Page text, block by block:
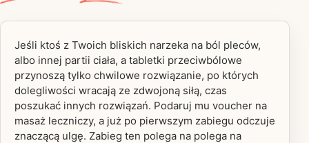
Jeśli ktoś z Twoich bliskich narzeka na ból pleców,
albo innej partii ciała, a tabletki przeciwbólowe
przynoszą tylko chwilowe rozwiązanie, po których
dolegliwości wracają ze zdwojoną siłą, czas
poszukać innych rozwiązań. Podaruj mu voucher na
masaż leczniczy, a już po pierwszym zabiegu odczuje
znaczącą ulgę. Zabieg ten polega na polega na